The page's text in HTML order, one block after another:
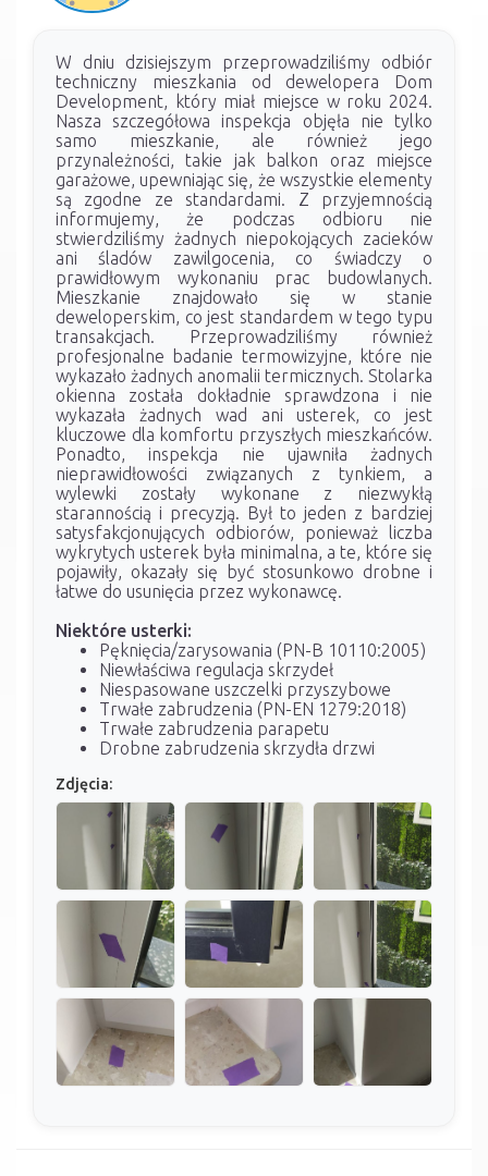
W dniu dzisiejszym przeprowadziliśmy odbiór
techniczny mieszkania od dewelopera Dom
Development, który miał miejsce w roku 2024.
Nasza szczegółowa inspekcja objęła nie tylko
samo mieszkanie, ale również jego
przynależności, takie jak balkon oraz miejsce
garażowe, upewniając się, że wszystkie elementy
są zgodne ze standardami. Z przyjemnością
informujemy, że podczas odbioru nie
stwierdziliśmy żadnych niepokojących zacieków
ani śladów zawilgocenia, co świadczy o
prawidłowym wykonaniu prac budowlanych.
Mieszkanie znajdowało się w stanie
deweloperskim, co jest standardem w tego typu
transakcjach. Przeprowadziliśmy również
profesjonalne badanie termowizyjne, które nie
wykazało żadnych anomalii termicznych. Stolarka
okienna została dokładnie sprawdzona i nie
wykazała żadnych wad ani usterek, co jest
kluczowe dla komfortu przyszłych mieszkańców.
Ponadto, inspekcja nie ujawniła żadnych
nieprawidłowości związanych z tynkiem, a
wylewki zostały wykonane z niezwykłą
starannością i precyzją. Był to jeden z bardziej
satysfakcjonujących odbiorów, ponieważ liczba
wykrytych usterek była minimalna, a te, które się
pojawiły, okazały się być stosunkowo drobne i
łatwe do usunięcia przez wykonawcę.
Niektóre usterki:
Pęknięcia/zarysowania (PN-B 10110:2005)
Niewłaściwa regulacja skrzydeł
Niespasowane uszczelki przyszybowe
Trwałe zabrudzenia (PN-EN 1279:2018)
Trwałe zabrudzenia parapetu
Drobne zabrudzenia skrzydła drzwi
Zdjęcia: